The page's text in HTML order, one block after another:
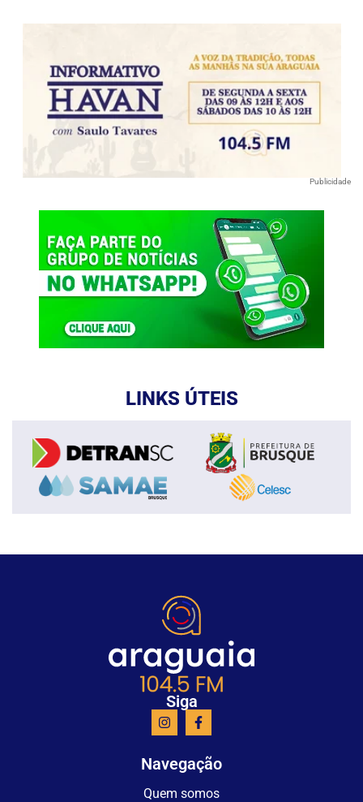
Publicidade
LINKS ÚTEIS
Siga
Navegação
Quem somos